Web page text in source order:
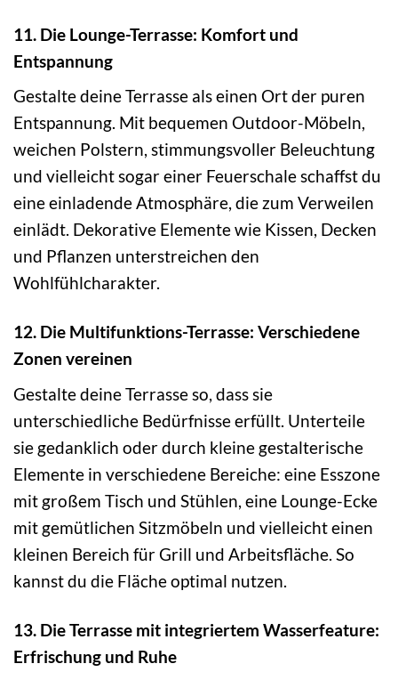
11. Die Lounge-Terrasse: Komfort und
Entspannung
Gestalte deine Terrasse als einen Ort der puren
Entspannung. Mit bequemen Outdoor-Möbeln,
weichen Polstern, stimmungsvoller Beleuchtung
und vielleicht sogar einer Feuerschale schaffst du
eine einladende Atmosphäre, die zum Verweilen
einlädt. Dekorative Elemente wie Kissen, Decken
und Pflanzen unterstreichen den
Wohlfühlcharakter.
12. Die Multifunktions-Terrasse: Verschiedene
Zonen vereinen
Gestalte deine Terrasse so, dass sie
unterschiedliche Bedürfnisse erfüllt. Unterteile
sie gedanklich oder durch kleine gestalterische
Elemente in verschiedene Bereiche: eine Esszone
mit großem Tisch und Stühlen, eine Lounge-Ecke
mit gemütlichen Sitzmöbeln und vielleicht einen
kleinen Bereich für Grill und Arbeitsfläche. So
kannst du die Fläche optimal nutzen.
13. Die Terrasse mit integriertem Wasserfeature:
Erfrischung und Ruhe